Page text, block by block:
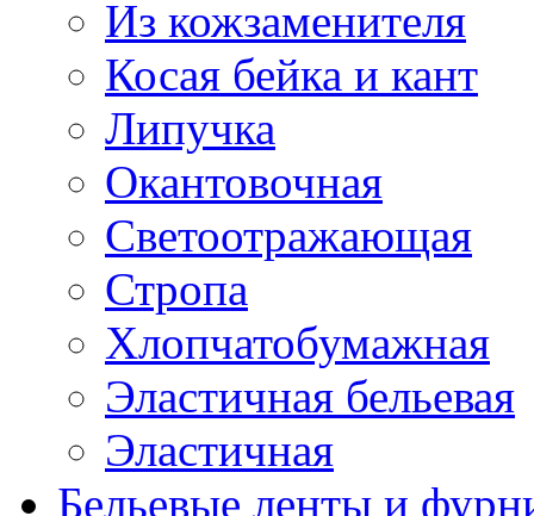
Из кожзаменителя
Косая бейка и кант
Липучка
Окантовочная
Светоотражающая
Стропа
Хлопчатобумажная
Эластичная бельевая
Эластичная
Бельевые ленты и